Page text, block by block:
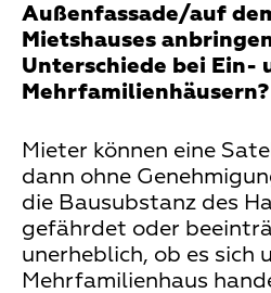
Außenfassade/auf
Mietshauses
Unterschiede bei Ein-
Mehrfamilienhäusern?
Mieter können eine
dann ohne
die Bausubstanz des
gefährdet oder
unerheblich, ob es sich
Mehrfamilienhaus